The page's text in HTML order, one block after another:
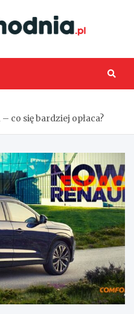
co się bardziej opłaca?